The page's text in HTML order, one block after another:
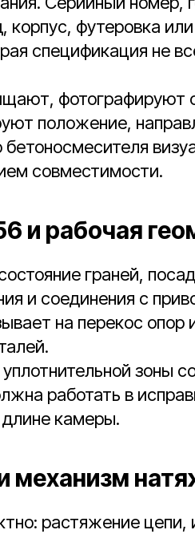
футеровка
спецификация не
фотографируют
положение,
совместимости.
и рабочая
граней,
и соединения с
на перекос опор
зоны
работать в
длине камеры.
механизм
растяжение цепи,